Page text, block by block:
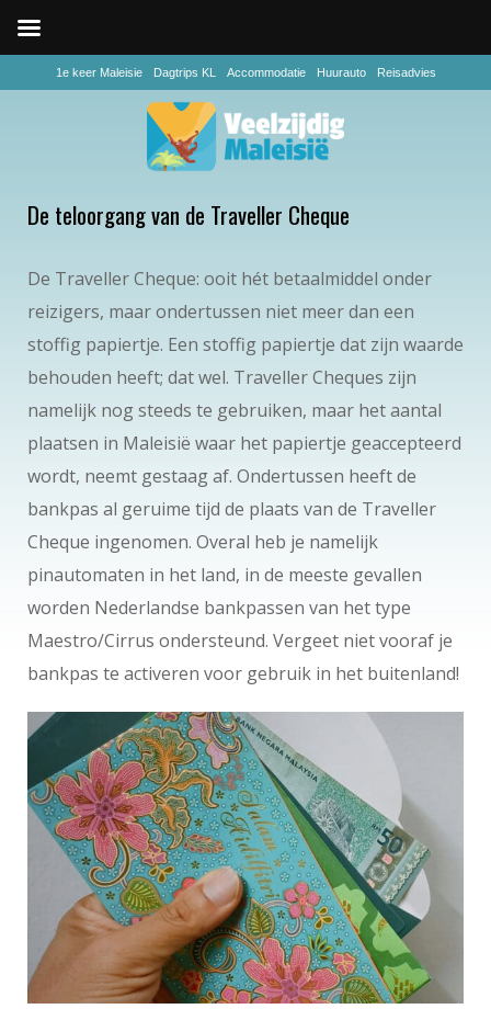
1e keer Maleisie Dagtrips KL Accommodatie Huurauto Reisadvies
De teloorgang van de Traveller Cheque
De Traveller Cheque: ooit hét betaalmiddel onder
reizigers, maar ondertussen niet meer dan een
stoffig papiertje. Een stoffig papiertje dat zijn waarde
behouden heeft; dat wel. Traveller Cheques zijn
namelijk nog steeds te gebruiken, maar het aantal
plaatsen in Maleisië waar het papiertje geaccepteerd
wordt, neemt gestaag af. Ondertussen heeft de
bankpas al geruime tijd de plaats van de Traveller
Cheque ingenomen. Overal heb je namelijk
pinautomaten in het land, in de meeste gevallen
worden Nederlandse bankpassen van het type
Maestro/Cirrus ondersteund. Vergeet niet vooraf je
bankpas te activeren voor gebruik in het buitenland!